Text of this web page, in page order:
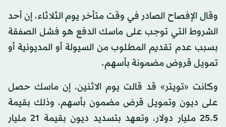
وقال الإفصاح الصادر في وقت متأخر يوم الثلاثاء، إن أحد
الشروط التي توجب على ماسك الدفع هو فشل الصفقة
بسبب عدم تقديم المطلوب من السيولة أو المديونية أو
تمويل قروض مضمونة بأسهم.
وكانت «تويتر» قد قالت يوم الاثنين، إن ماسك حصل
على ديون وتمويل قرض مضمون بأسهم، وذلك بقيمة
25.5 مليار دولار، وتعهد بتسديد ديون بقيمة 21 مليار